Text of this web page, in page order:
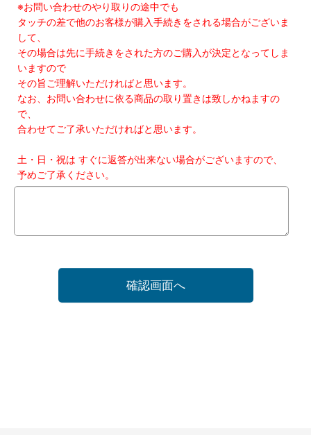
※お問い合わせのやり取りの途中でも
タッチの差で他のお客様が購入手続きをされる場合がございま
して、
その場合は先に手続きをされた方のご購入が決定となってしま
いますので
その旨ご理解いただければと思います。
なお、お問い合わせに依る商品の取り置きは致しかねますの
で、
合わせてご了承いただければと思います。
土・日・祝は すぐに返答が出来ない場合がございますので、
予めご了承ください。
確認画面へ